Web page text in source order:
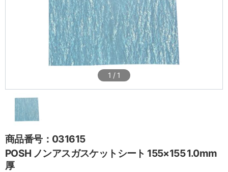
1 / 1
商品番号：031615
POSH ノンアスガスケットシート 155×155 1.0mm
厚